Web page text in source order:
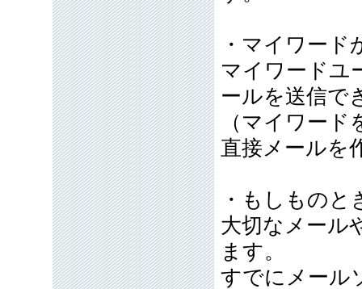
・マイワー
マイワードユ
ールを送信で
（マイワー
直接メールを
・もしものと
大切なメール
ます。
すでにメール